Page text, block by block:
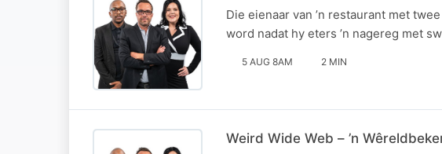
Die eienaar van ’n restaurant met
word nadat hy eters ’n nagereg met
5 AUG 8AM 2 MIN
Weird Wide Web – ’n